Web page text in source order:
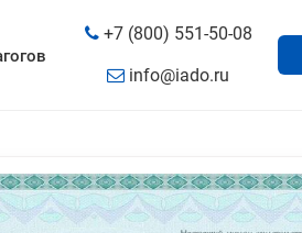
+7 (800) 551-50-08
info@iado.ru